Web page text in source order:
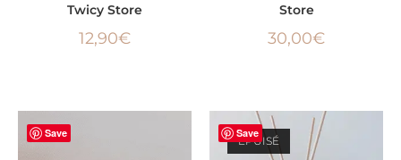
Twicy Store
12,90€
Store
30,00€
Save Save
ÉPUISÉ